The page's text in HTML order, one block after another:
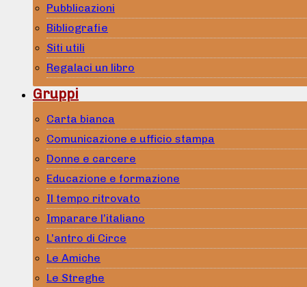
Pubblicazioni
Bibliografie
Siti utili
Regalaci un libro
Gruppi
Carta bianca
Comunicazione e ufficio stampa
Donne e carcere
Educazione e formazione
Il tempo ritrovato
Imparare l’italiano
L’antro di Circe
Le Amiche
Le Streghe